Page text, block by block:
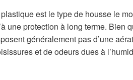
est le type de housse le
une protection à long terme. Bien
généralement pas d’une
et de odeurs dues à